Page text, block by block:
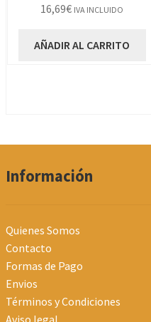
16,69€ IVA INCLUIDO
AÑADIR AL CARRITO
Información
Quienes Somos
Contacto
Formas de Pago
Envios
Términos y Condiciones